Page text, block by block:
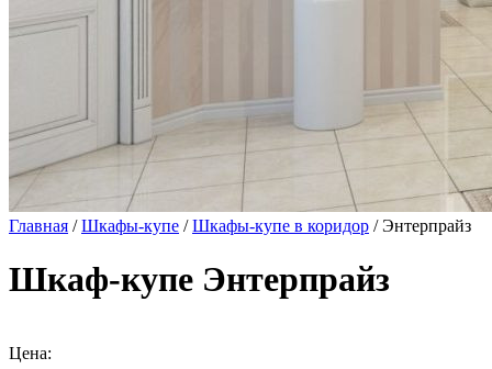
Главная /Шкафы-купе /Шкафы-купе в коридор / Энтерпрайз
Шкаф-купе Энтерпрайз
Цена: